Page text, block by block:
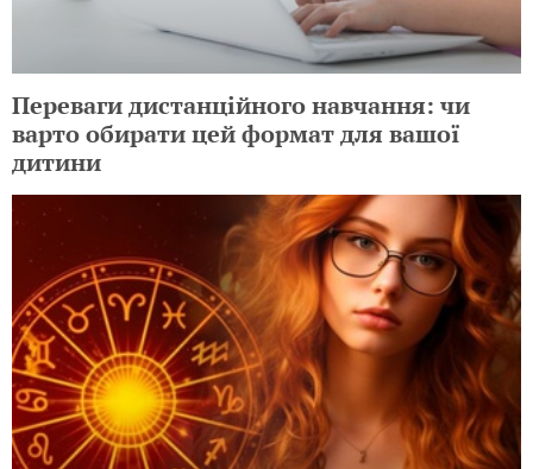
Переваги дистанційного навчання: чи
варто обирати цей формат для вашої
дитини